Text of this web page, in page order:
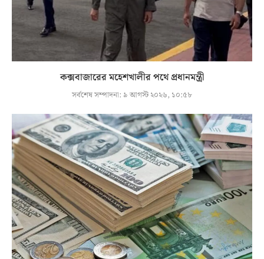
কক্সবাজারের মহেশখালীর পথে প্রধানমন্ত্রী
সর্বশেষ সম্পাদনা: ৯ আগস্ট ২০২৬, ১০:৫৮